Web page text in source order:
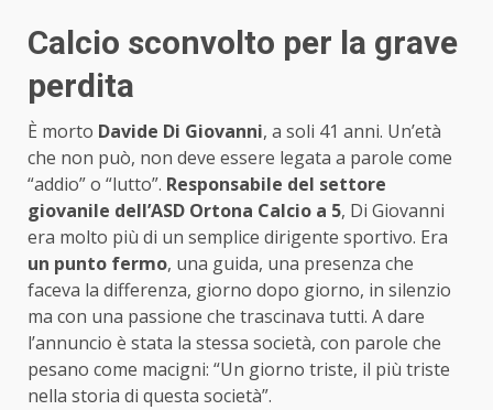
Calcio sconvolto per la grave
perdita
È morto Davide Di Giovanni, a soli 41 anni. Un’età
che non può, non deve essere legata a parole come
“addio” o “lutto”. Responsabile del settore
giovanile dell’ASD Ortona Calcio a 5, Di Giovanni
era molto più di un semplice dirigente sportivo. Era
un punto fermo, una guida, una presenza che
faceva la differenza, giorno dopo giorno, in silenzio
ma con una passione che trascinava tutti. A dare
l’annuncio è stata la stessa società, con parole che
pesano come macigni: “Un giorno triste, il più triste
nella storia di questa società”.